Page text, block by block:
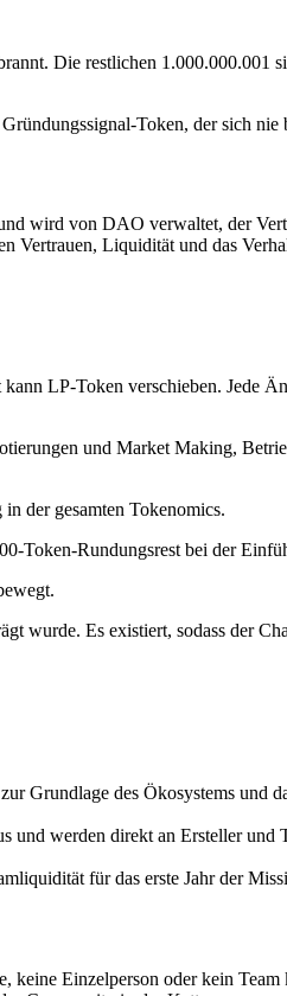
Die restlichen 1.000.000.001
Token, der sich nie
wird von DAO verwaltet, der
Vertrauen, Liquidität und das
LP-Token verschieben. Jede
und Market Making,
der gesamten Tokenomics.
Token-Rundungsrest bei der
wurde. Es existiert, sodass der
Grundlage des Ökosystems und
und werden direkt an Ersteller und
für das erste Jahr der
Einzelperson oder kein